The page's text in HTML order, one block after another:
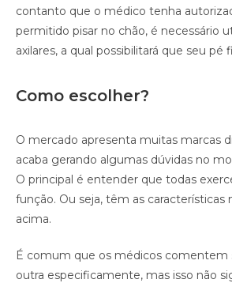
contanto que o médico tenha
permitido pisar no chão, é necessário
axilares, a qual possibilitará que seu pé
Como escolher?
O mercado apresenta muitas marcas
acaba gerando algumas dúvidas no
O principal é entender que todas
função. Ou seja, têm as características
acima.
É comum que os médicos comentem
outra especificamente, mas isso não